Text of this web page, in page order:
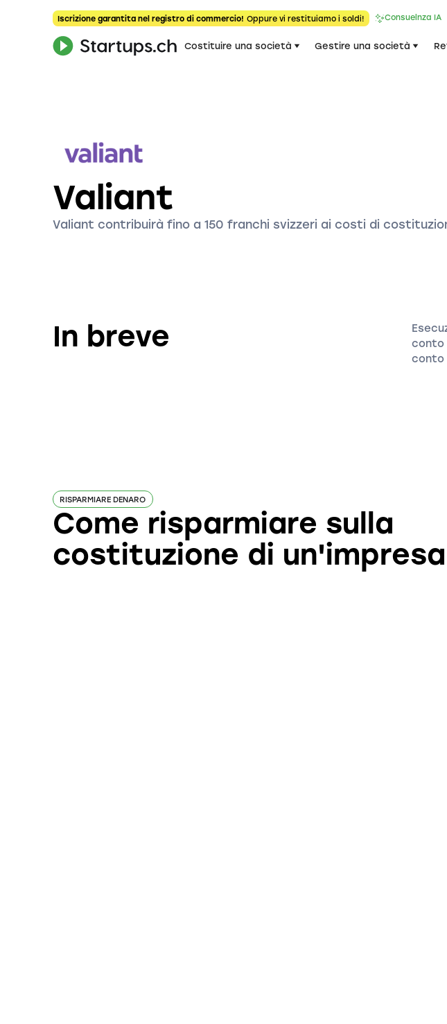
Iscrizione garantita nel registro di commercio! Oppure vi restituiamo i soldi! Consuelnza IA
Costituire una società Gestire una società
Valiant
Valiant contribuirà fino a 150 franchi svizzeri ai costi di
In breve
conto
conto
RISPARMIARE DENARO
Come risparmiare sulla
costituzione di un'impresa